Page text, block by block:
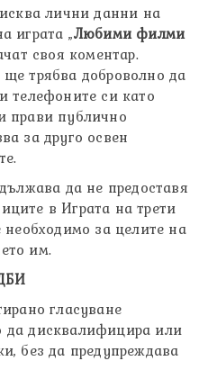
лични данни на
играта „Любими филми
своя коментар.
трябва доброволно да
телефоните си като
прави публично
за друго освен
да не предоставя
в Играта на трети
за целите на
им.
гласуване
да дисквалифицира или
без да предупреждава